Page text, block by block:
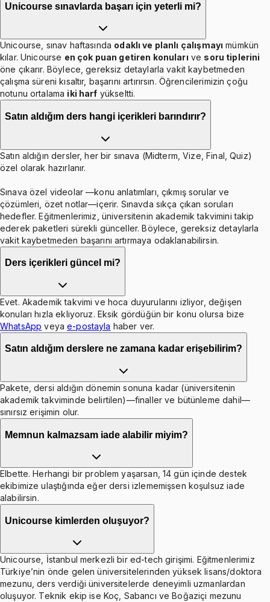
Unicourse sınavlarda başarı için yeterli mi?
Unicourse, sınav haftasında odaklı ve planlı çalışmayı mümkün
kılar. Unicourse en çok puan getiren konuları ve soru tiplerini
öne çıkarır. Böylece, gereksiz detaylarla vakit kaybetmeden
çalışma süreni kısaltır, başarını artırırsın. Öğrencilerimizin çoğu
notunu ortalama iki harf yükseltti.
Satın aldığım ders hangi içerikleri barındırır?
Satın aldığın dersler, her bir sınava (Midterm, Vize, Final, Quiz)
özel olarak hazırlanır.
Sınava özel videolar —konu anlatımları, çıkmış sorular ve
çözümleri, özet notlar—içerir. Sınavda sıkça çıkan soruları
hedefler. Eğitmenlerimiz, üniversitenin akademik takvimini takip
ederek paketleri sürekli günceller. Böylece, gereksiz detaylarla
vakit kaybetmeden başarını artırmaya odaklanabilirsin.
Ders içerikleri güncel mi?
Evet. Akademik takvimi ve hoca duyurularını izliyor, değişen
konuları hızla ekliyoruz. Eksik gördüğün bir konu olursa bize
WhatsApp veya e-postayla haber ver.
Satın aldığım derslere ne zamana kadar erişebilirim?
Pakete, dersi aldığın dönemin sonuna kadar (üniversitenin
akademik takviminde belirtilen)—finaller ve bütünleme dahil—
sınırsız erişimin olur.
Memnun kalmazsam iade alabilir miyim?
Elbette. Herhangi bir problem yaşarsan, 14 gün içinde destek
ekibimize ulaştığında eğer dersi izlememişsen koşulsuz iade
alabilirsin.
Unicourse kimlerden oluşuyor?
Unicourse, İstanbul merkezli bir ed-tech girişimi. Eğitmenlerimiz
Türkiye’nin önde gelen üniversitelerinden yüksek lisans/doktora
mezunu, ders verdiği üniversitelerde deneyimli uzmanlardan
oluşuyor. Teknik ekip ise Koç, Sabancı ve Boğaziçi mezunu